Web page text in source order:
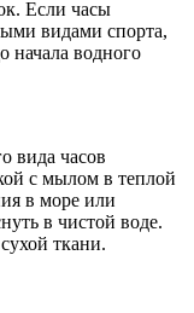
Если часы
видами спорта,
начала водного
вида часов
с мылом в теплой
в море или
в чистой воде.
ткани.